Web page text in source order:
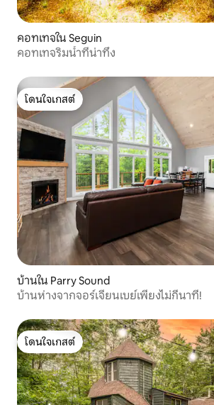
คอทเทจใน Seguin
คอทเทจริมน้ำที่น่าทึ่ง
โดนใจเกสต์
โดนใจเกสต์
บ้านใน Parry Sound
บ้านห่างจากจอร์เจียนเบย์เพียงไม่กี่นาที!
โดนใจเกสต์
โดนใจเกสต์